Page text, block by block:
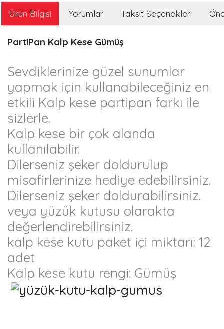
Ürün Bilgisi Yorumlar Taksit Seçenekleri
PartiPan Kalp Kese Gümüş
Sevdiklerinize güzel sunumlar
yapmak için kullanabileceğiniz en
etkili Kalp kese partipan farkı ile
sizlerle.
Kalp kese bir çok alanda
kullanılabilir.
Dilerseniz şeker doldurulup
misafirlerinize hediye edebilirsiniz.
Dilerseniz şeker doldurabilirsiniz.
veya yüzük kutusu olarakta
değerlendirebilirsiniz.
kalp kese kutu paket içi miktarı: 12
adet
Kalp kese kutu rengi: Gümüş